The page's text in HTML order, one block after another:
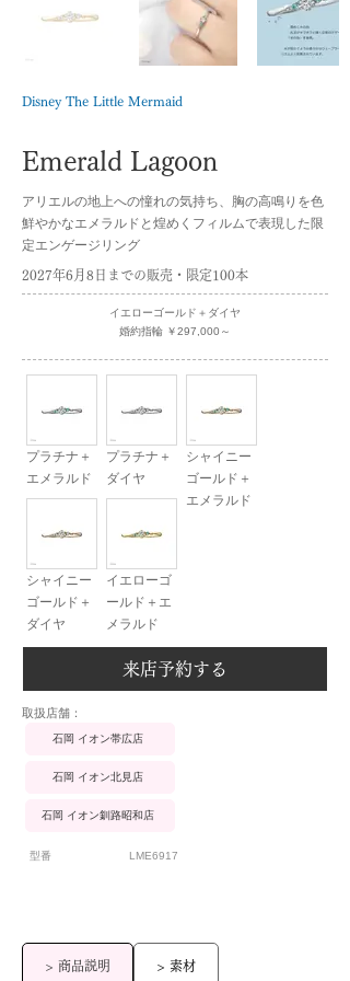
Disney The Little Mermaid
Emerald Lagoon
アリエルの地上への憧れの気持ち、胸の高鳴りを色
鮮やかなエメラルドと煌めくフィルムで表現した限
定エンゲージリング
2027年6月8日までの販売・限定100本
イエローゴールド＋ダイヤ
婚約指輪 ￥297,000～
プラチナ＋
エメラルド
シャイニー
ゴールド＋
ダイヤ
プラチナ＋
ダイヤ
イエローゴ
ールド＋エ
メラルド
シャイニー
ゴールド＋
エメラルド
来店予約する
​取扱店舗：
石岡 イオン帯広店
石岡 イオン北見店
石岡 イオン釧路昭和店
型番 LME6917
> 商品説明 > 素材